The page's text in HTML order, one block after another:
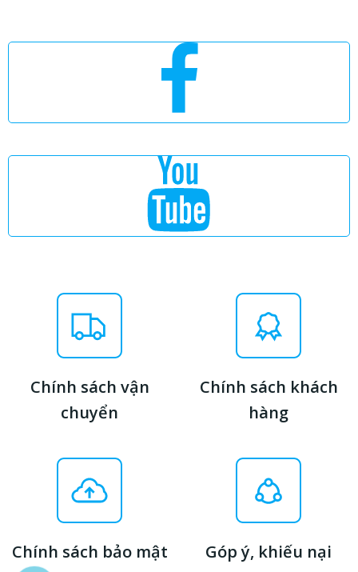
Chính sách vận
chuyển
Chính sách khách
hàng
Chính sách bảo mật Góp ý, khiếu nại